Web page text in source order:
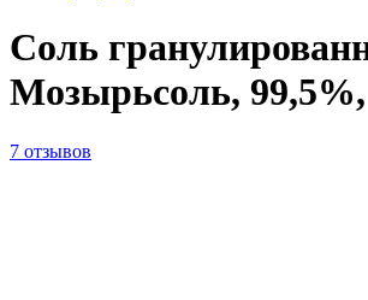
Соль
Мозырьсоль, 99,5%,
7 отзывов